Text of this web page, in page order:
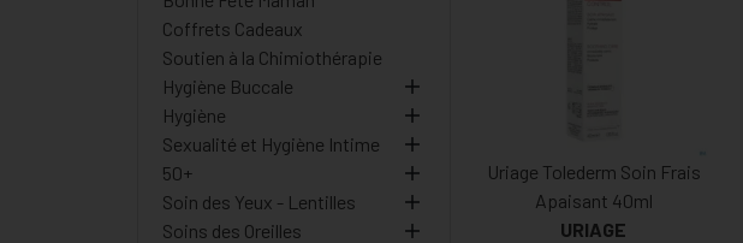
Uriage Tolederm Soin Frais
Apaisant 40ml
URIAGE
Coffrets Cadeaux
Soutien à la Chimiothérapie
Hygiène Buccale
Hygiène
Sexualité et Hygiène Intime
50+
Soin des Yeux - Lentilles
Soins des Oreilles